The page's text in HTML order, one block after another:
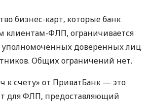
бизнес-карт, которые банк
клиентам-ФЛП, ограничивается
доверенных лиц
Общих ограничений нет.
к счету» от ПриватБанк — это
для ФЛП, предоставляющий